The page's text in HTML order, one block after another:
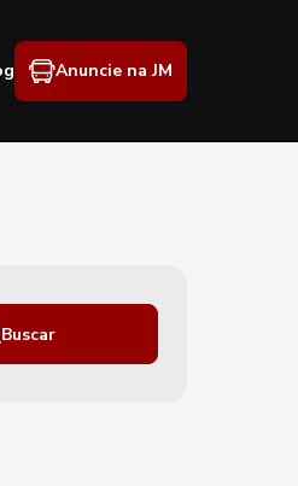
Anuncie na JM
Buscar